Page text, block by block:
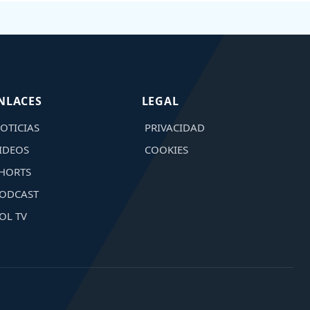
TV
LEGAL
PRIVACIDAD
COOKIES